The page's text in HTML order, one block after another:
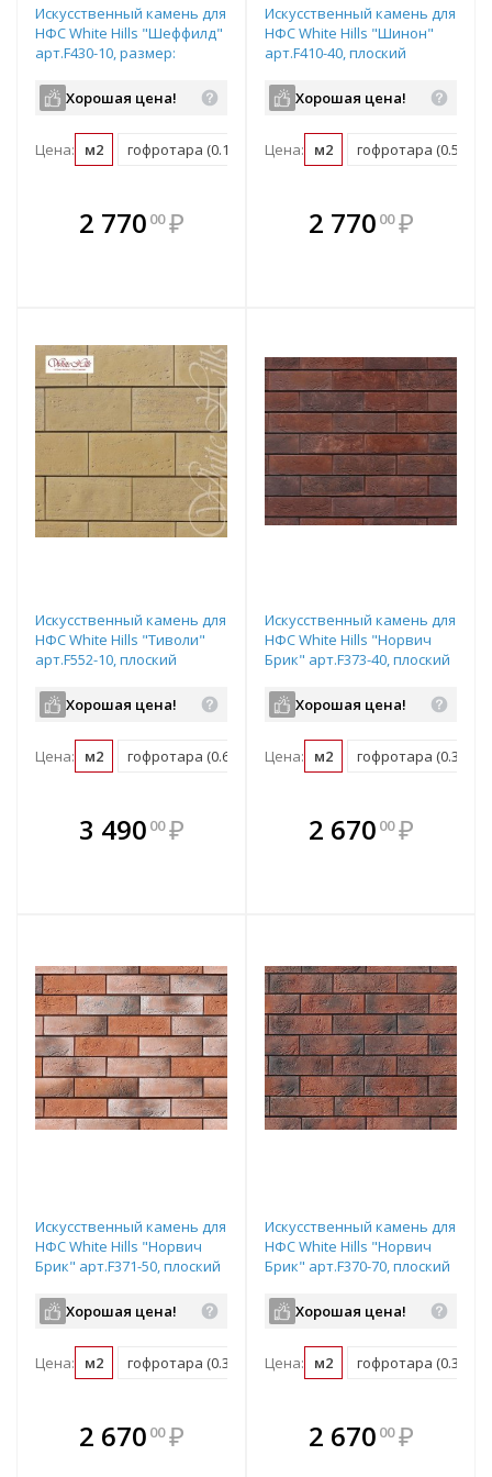
Искусственный камень для
НФС White Hills "Шеффилд"
арт.F430-10, размер:
Хорошая цена!
Цена: м2 гофротара (0.17 м2) мастербокс (10 м2)
2 770 00 ₽
В комплекте
всегда выгоднее!
Искусственный камень для
НФС White Hills "Шинон"
арт.F410-40, плоский
Хорошая цена!
Цена: м2 гофротара (0.58 м2)
В комплекте
всегда выгоднее!
2 770 00 ₽
Искусственный камень для
НФС White Hills "Тиволи"
арт.F552-10, плоский
Хорошая цена!
Цена: м2 гофротара (0.672 м2) мастербокс (16.128 м2)
3 490 00 ₽
В комплекте
всегда выгоднее!
Искусственный камень для
НФС White Hills "Норвич
Брик" арт.F373-40, плоский
Хорошая цена!
Цена: м2 гофротара (0.38 м2)
В комплекте
всегда выгоднее!
2 670 00 ₽
Искусственный камень для
НФС White Hills "Норвич
Брик" арт.F371-50, плоский
Хорошая цена!
Цена: м2 гофротара (0.38 м2) мастербокс (24.32 м2)
2 670 00 ₽
В комплекте
всегда выгоднее!
Искусственный камень для
НФС White Hills "Норвич
Брик" арт.F370-70, плоский
Хорошая цена!
Цена: м2 гофротара (0.38 м2)
В комплекте
всегда выгоднее!
2 670 00 ₽